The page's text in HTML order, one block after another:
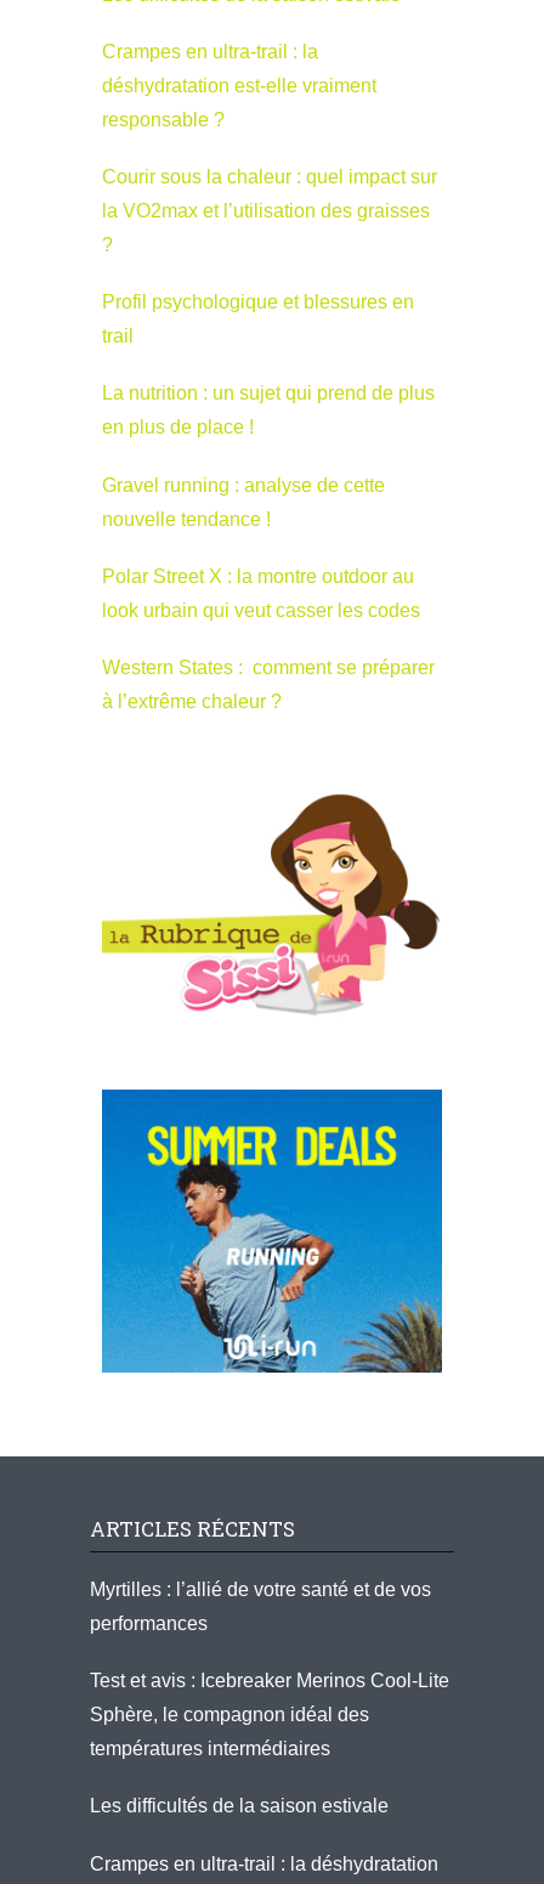
Crampes en ultra-trail : la
déshydratation est-elle vraiment
responsable ?
Courir sous la chaleur : quel impact sur
la VO2max et l’utilisation des graisses
?
Profil psychologique et blessures en
trail
La nutrition : un sujet qui prend de plus
en plus de place !
Gravel running : analyse de cette
nouvelle tendance !
Polar Street X : la montre outdoor au
look urbain qui veut casser les codes
Western States : comment se préparer
à l’extrême chaleur ?
ARTICLES RÉCENTS
Myrtilles : l’allié de votre santé et de vos
performances
Test et avis : Icebreaker Merinos Cool-Lite
Sphère, le compagnon idéal des
températures intermédiaires
Les difficultés de la saison estivale
Crampes en ultra-trail : la déshydratation